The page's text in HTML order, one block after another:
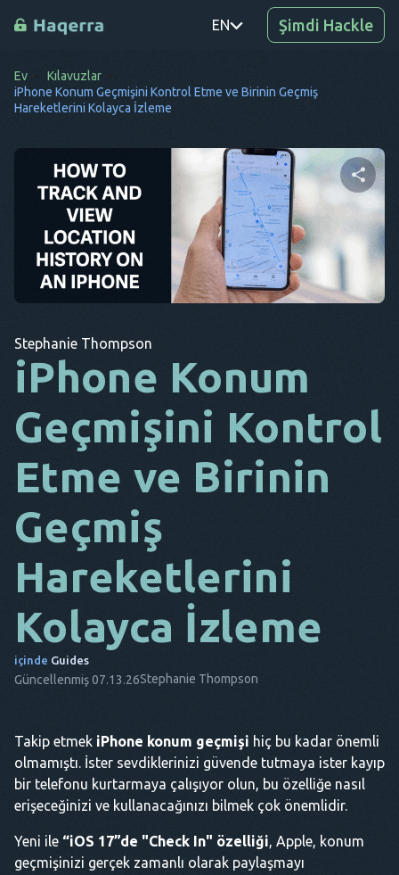
EN
PT
RO
DE
SV
KO
EL
CS
DA
BU
FR
PT
Şimdi Hackle
Ev
Kılavuzlar
iPhone Konum Geçmişini Kontrol Etme ve Birinin Geçmiş
Hareketlerini Kolayca İzleme
Bu makaleyi paylaşın
Twitter Facebook Bağlantıyı Kopyala
Stephanie Thompson
iPhone Konum
Geçmişini Kontrol
Etme ve Birinin
Geçmiş
Hareketlerini
Kolayca İzleme
içinde Guides
Güncellenmiş 07.13.26Stephanie Thompson
Takip etmek iPhone konum geçmişi hiç bu kadar önemli
olmamıştı. İster sevdiklerinizi güvende tutmaya ister kayıp
bir telefonu kurtarmaya çalışıyor olun, bu özelliğe nasıl
erişeceğinizi ve kullanacağınızı bilmek çok önemlidir.
Yeni ile “iOS 17”de "Check In" özelliği, Apple, konum
geçmişinizi gerçek zamanlı olarak paylaşmayı